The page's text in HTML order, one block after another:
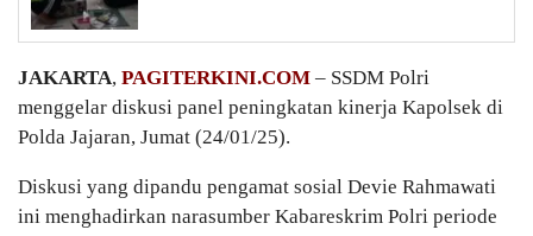
JAKARTA, PAGITERKINI.COM – SSDM Polri
menggelar diskusi panel peningkatan kinerja Kapolsek di
Polda Jajaran, Jumat (24/01/25).
Diskusi yang dipandu pengamat sosial Devie Rahmawati
ini menghadirkan narasumber Kabareskrim Polri periode